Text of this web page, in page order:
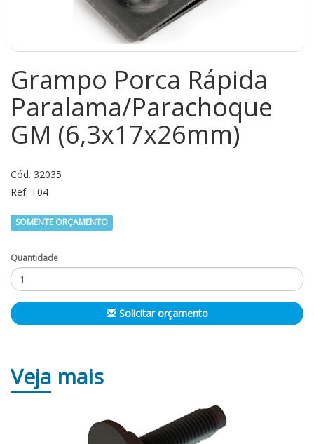
Grampo Porca Rápida
Paralama/Parachoque
GM (6,3x17x26mm)
Cód. 32035
Ref. T04
SOMENTE ORÇAMENTO
Quantidade
Solicitar orçamento
Veja mais